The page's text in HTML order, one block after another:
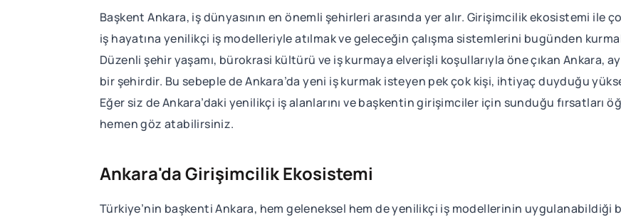
Başkent Ankara, iş dünyasının en önemli şehirleri arasında yer alır. Girişimcilik ekosistemi ile
iş hayatına yenilikçi iş modelleriyle atılmak ve geleceğin çalışma sistemlerini bugünden
Düzenli şehir yaşamı, bürokrasi kültürü ve iş kurmaya elverişli koşullarıyla öne çıkan Ankara,
bir şehirdir. Bu sebeple de Ankara’da yeni iş kurmak isteyen pek çok kişi, ihtiyaç duyduğu
Eğer siz de Ankara’daki yenilikçi iş alanlarını ve başkentin girişimciler için sunduğu fırsatları
hemen göz atabilirsiniz.
Ankara'da Girişimcilik Ekosistemi
Türkiye’nin başkenti Ankara, hem geleneksel hem de yenilikçi iş modellerinin uygulanabildiği